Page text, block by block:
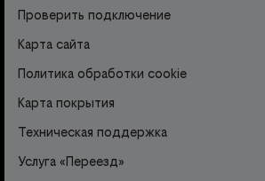
Проверить подключение
Карта сайта
Политика обработки cookie
Карта покрытия
Техническая поддержка
Услуга «Переезд»